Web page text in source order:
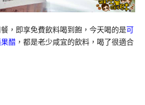
餐，即享免費飲料喝到飽，今天喝的是可
醋 ，都是老少咸宜的飲料，喝了很適合